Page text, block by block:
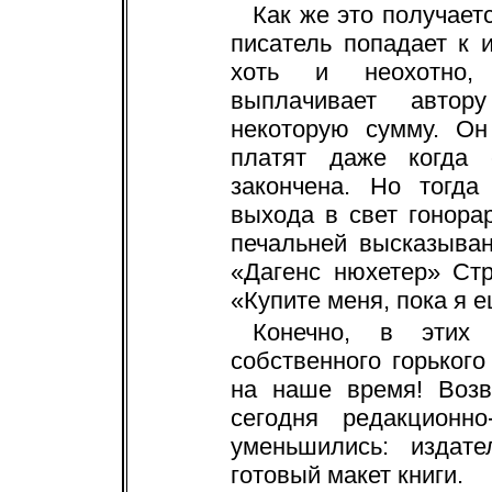
Как же это
писатель попадает к
хоть и неохотно,
выплачивает
некоторую сумму.
платят даже
закончена. Но
выхода в свет
печальней
«Дагенс нюхетер»
«Купите меня, пока я
Конечно, в этих
собственного
на наше время!
сегодня
уменьшились:
готовый макет книги.